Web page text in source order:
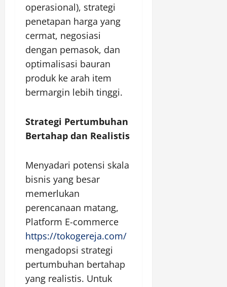
operasional), strategi
penetapan harga yang
cermat, negosiasi
dengan pemasok, dan
optimalisasi bauran
produk ke arah item
bermargin lebih tinggi.
Strategi Pertumbuhan
Bertahap dan Realistis
Menyadari potensi skala
bisnis yang besar
memerlukan
perencanaan matang,
Platform E-commerce
https://tokogereja.com/
mengadopsi strategi
pertumbuhan bertahap
yang realistis. Untuk